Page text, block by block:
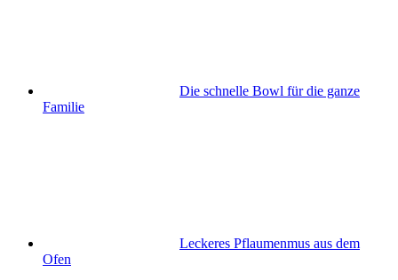
Die schnelle Bowl für die ganze
Familie
Leckeres Pflaumenmus aus dem
Ofen